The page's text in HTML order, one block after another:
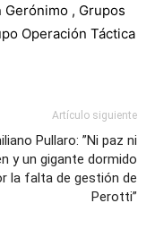
, Grupos
Operación Táctica
Artículo siguiente
Pullaro: ”Ni paz ni
y un gigante dormido
la falta de gestión de
Perotti”